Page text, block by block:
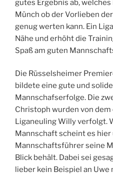
gutes Ergebnis ab,
Münch ob der Vorlieben
genug werten kann. Ein
Nähe und erhöht die
Spaß am guten
Die Rüsselsheimer
bildete eine gute und
Mannschafserfolge. Die
Christoph wurden von
Liganeuling Willy verfolgt.
Mannschaft scheint es hier
Mannschaftsführer seine
Blick behält. Dabei sei
lieber kein Beispiel an Uwe